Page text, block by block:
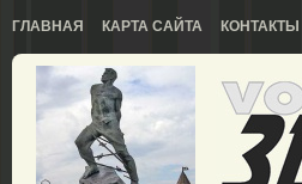
ГЛАВНАЯ КАРТА САЙТА КОНТАКТЫ